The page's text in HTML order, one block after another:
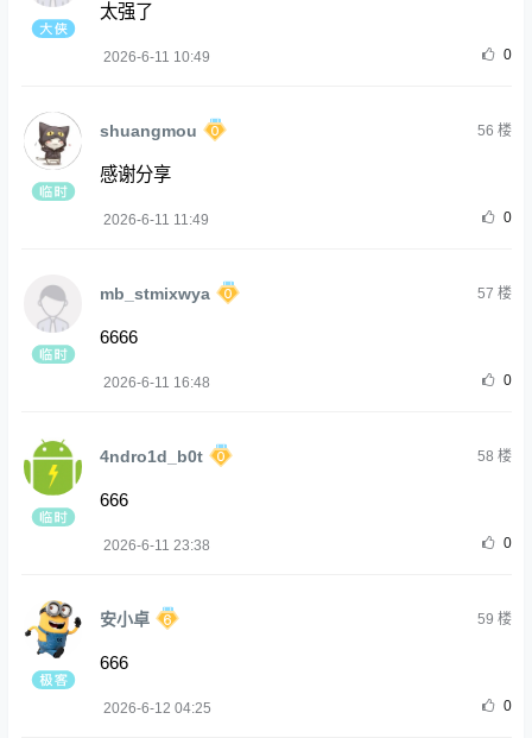
太强了
2026-6-11 10:49 0
shuangmou 56 楼
感谢分享
2026-6-11 11:49 0
mb_stmixwya 57 楼
6666
2026-6-11 16:48 0
4ndro1d_b0t 58 楼
666
2026-6-11 23:38 0
安小卓 59 楼
666
2026-6-12 04:25 0